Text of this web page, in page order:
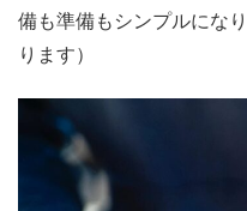
備も準備もシンプルにな
ります）